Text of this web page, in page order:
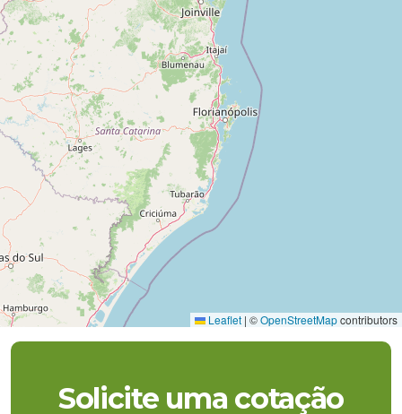
Leaflet | ©OpenStreetMapcontributors
Solicite uma cotação